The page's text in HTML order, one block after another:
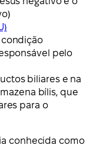
condição
pelo
biliares e na
bílis, que
para o
conhecida como